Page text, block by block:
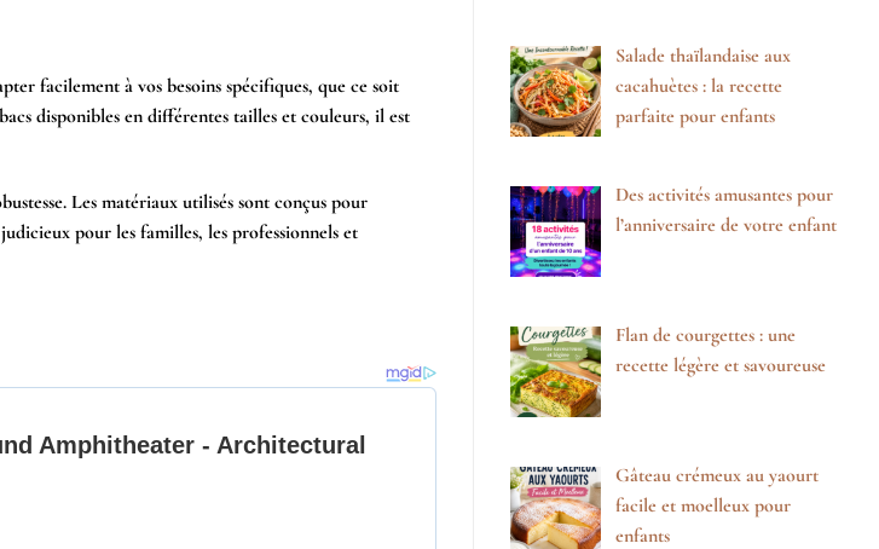
facilement à vos besoins spécifiques, que ce soit
disponibles en différentes tailles et couleurs, il est
Les matériaux utilisés sont conçus pour
pour les familles, les professionnels et
Salade thaïlandaise aux
cacahuètes : la recette
parfaite pour enfants
Des activités amusantes pour
l’anniversaire de votre enfant
Flan de courgettes : une
recette légère et savoureuse
Gâteau crémeux au yaourt
facile et moelleux pour
enfants